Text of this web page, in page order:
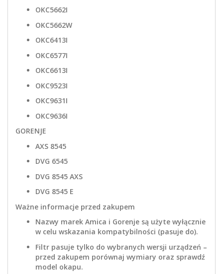
OKC5662I
OKC5662W
OKC6413I
OKC6577I
OKC6613I
OKC9523I
OKC9631I
OKC9636I
GORENJE
AXS 8545
DVG 6545
DVG 8545 AXS
DVG 8545 E
Ważne informacje przed zakupem
Nazwy marek Amica i Gorenje są użyte wyłącznie
w celu wskazania kompatybilności (pasuje do).
Filtr pasuje tylko do wybranych wersji urządzeń –
przed zakupem porównaj wymiary oraz sprawdź
model okapu.